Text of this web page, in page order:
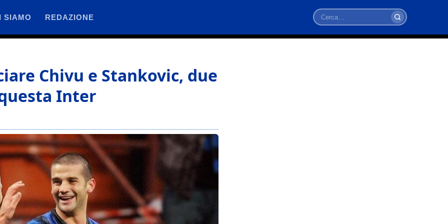
SIAMO REDAZIONE
Cerca
Chivu e Stankovic, due
Inter